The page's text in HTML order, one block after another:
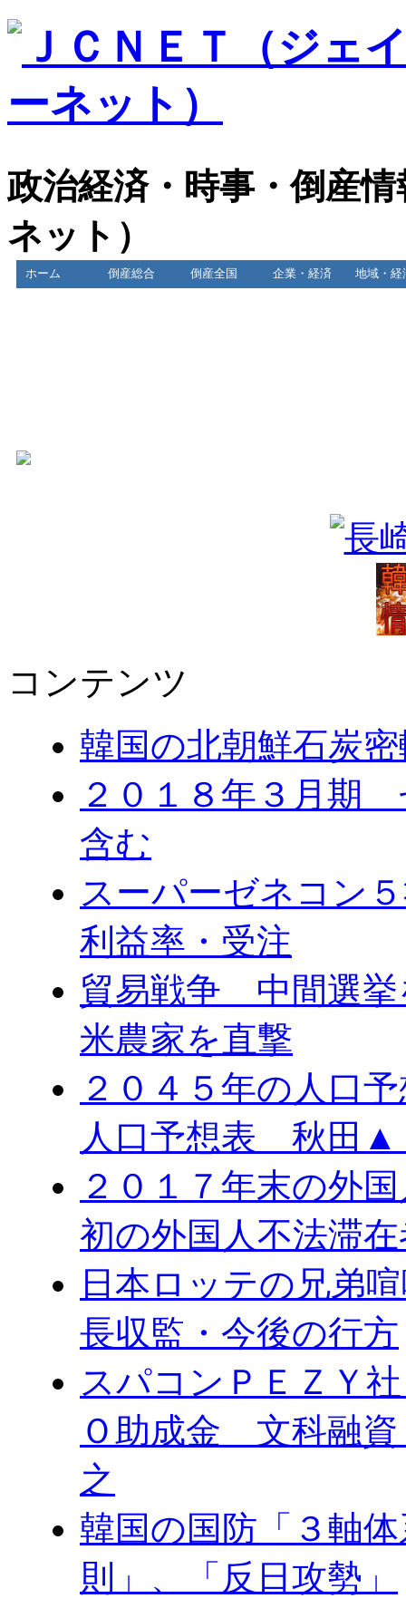
政治経済・時事・倒産
ネット）
ホーム 倒産総合 倒産全国 企業・経済 地域・経
コンテンツ
韓国の北朝鮮石炭
２０１８年３月期
含む
スーパーゼネコン
利益率・受注
貿易戦争 中間選
米農家を直撃
２０４５年の人口
人口予想表 秋田▲
２０１７年末の外
初の外国人不法滞
日本ロッテの兄弟
長収監・今後の行方
スパコンＰＥＺＹ
Ｏ助成金 文科融
之
韓国の国防「３軸
則」、「反日攻勢」